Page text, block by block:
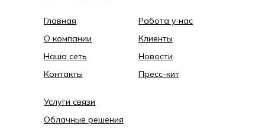
Главная
О компании
Наша сеть
Контакты
Работа у нас
Клиенты
Новости
Пресс-кит
Услуги связи
Облачные решения